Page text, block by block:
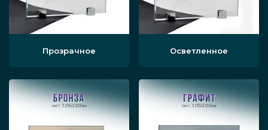
Прозрачное Осветленное